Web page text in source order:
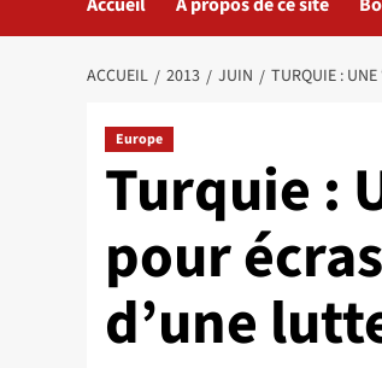
ACCUEIL 2013 JUIN TURQUIE : UNE
Europe
Turquie :
pour
d’une